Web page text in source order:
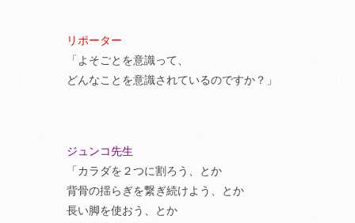
リポーター
「よそごとを意識って、
どんなことを意識されているのですか？」
ジュンコ先生
「カラダを２つに割ろう、とか
背骨の揺らぎを繋ぎ続けよう、とか
長い脚を使おう、とか